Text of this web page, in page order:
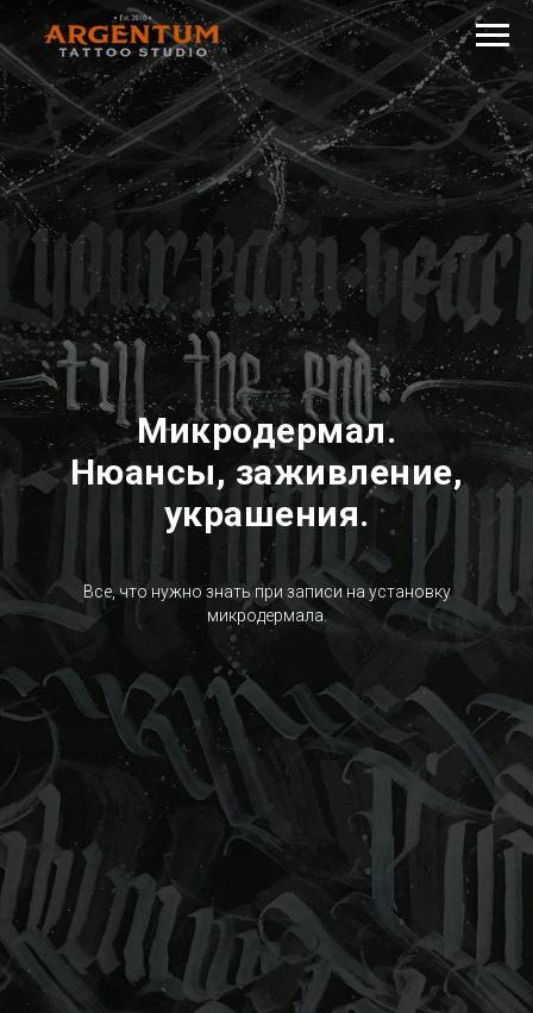
Микродермал.
Нюансы, заживление,
украшения.
Все, что нужно знать при записи на установку
микродермала.